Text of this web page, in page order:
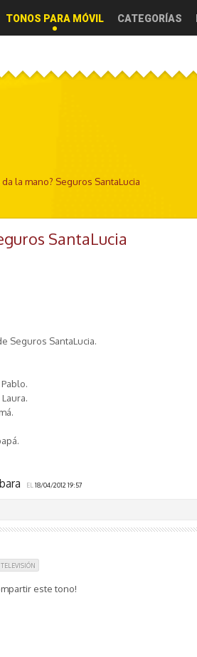
TONOS PARA MÓVIL CATEGORÍAS
da la mano? Seguros SantaLucia
SantaLucia
Seguros SantaLucia.
EL 18/04/2012 19:57
TELEVISIÓN
este tono!